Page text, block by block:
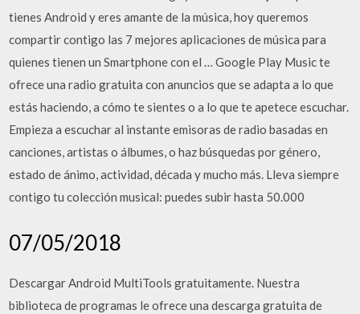
tienes Android y eres amante de la música, hoy queremos
compartir contigo las 7 mejores aplicaciones de música para
quienes tienen un Smartphone con el … Google Play Music te
ofrece una radio gratuita con anuncios que se adapta a lo que
estás haciendo, a cómo te sientes o a lo que te apetece escuchar.
Empieza a escuchar al instante emisoras de radio basadas en
canciones, artistas o álbumes, o haz búsquedas por género,
estado de ánimo, actividad, década y mucho más. Lleva siempre
contigo tu colección musical: puedes subir hasta 50.000
07/05/2018
Descargar Android MultiTools gratuitamente. Nuestra
biblioteca de programas le ofrece una descarga gratuita de